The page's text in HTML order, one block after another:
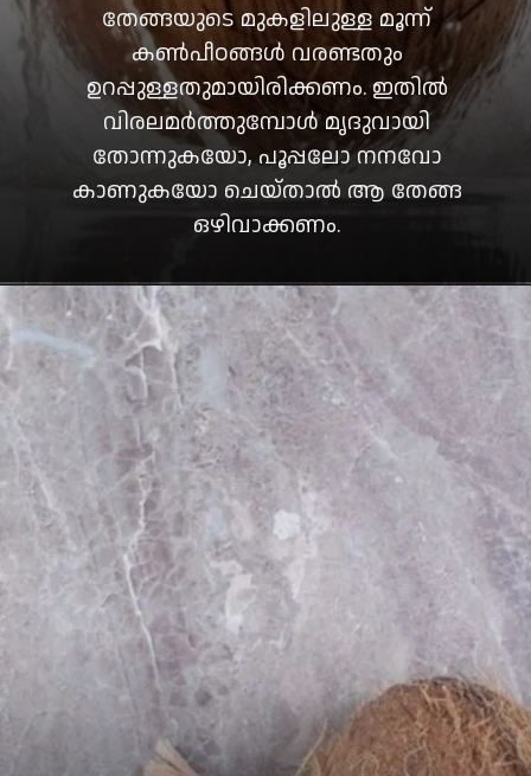
തേങ്ങയുടെ മുകളിലുള്ള മൂന്ന്
കൺപീഠങ്ങൾ വരണ്ടതും
ഉറപ്പുള്ളതുമായിരിക്കണം. ഇതിൽ
വിരലമർത്തുമ്പോൾ മൃദുവായി
തോന്നുകയോ, പൂപ്പലോ നനവോ
കാണുകയോ ചെയ്താൽ ആ തേങ്ങ
ഒഴിവാക്കണം.